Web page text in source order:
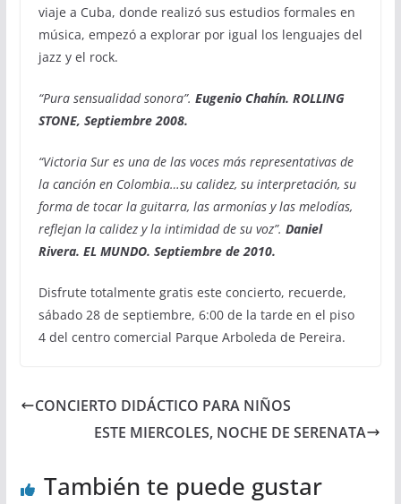
viaje a Cuba, donde realizó sus estudios formales en
música, empezó a explorar por igual los lenguajes del
jazz y el rock.
“Pura sensualidad sonora”. Eugenio Chahín. ROLLING
STONE, Septiembre 2008.
“Victoria Sur es una de las voces más representativas de
la canción en Colombia…su calidez, su interpretación, su
forma de tocar la guitarra, las armonías y las melodías,
reflejan la calidez y la intimidad de su voz”. Daniel
Rivera. EL MUNDO. Septiembre de 2010.
Disfrute totalmente gratis este concierto, recuerde,
sábado 28 de septiembre, 6:00 de la tarde en el piso
4 del centro comercial Parque Arboleda de Pereira.
CONCIERTO DIDÁCTICO PARA NIÑOS
ESTE MIERCOLES, NOCHE DE SERENATA
También te puede gustar